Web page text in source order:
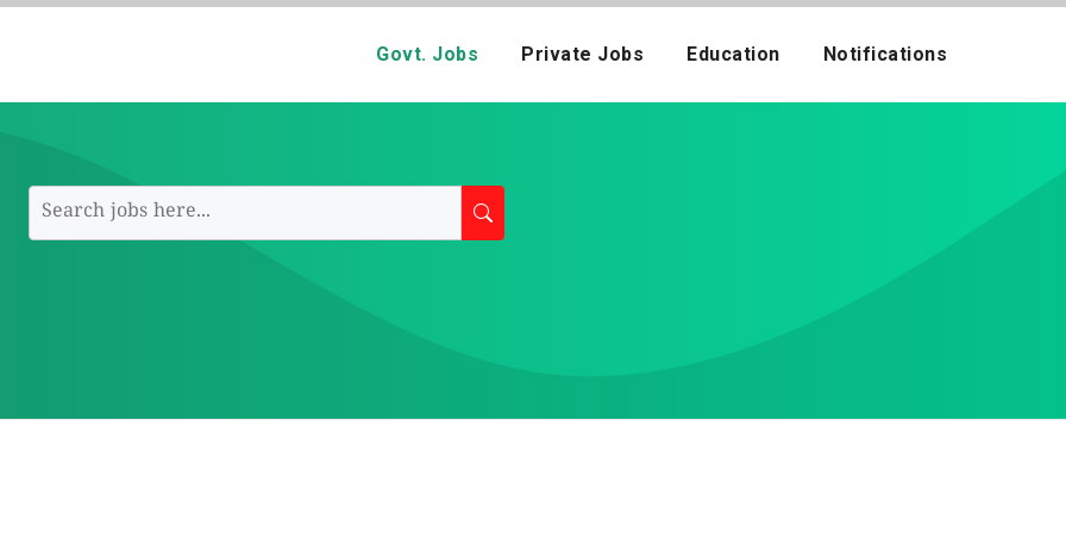
Govt. Jobs Private Jobs Education Notifications